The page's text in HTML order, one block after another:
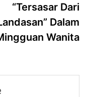
“Tersasar Dari
Dalam
Wanita